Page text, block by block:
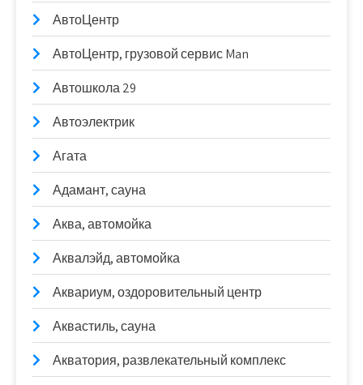
АвтоЦентр
АвтоЦентр, грузовой сервис Man
Автошкола 29
Автоэлектрик
Агата
Адамант, сауна
Аква, автомойка
Аквалэйд, автомойка
Аквариум, оздоровительный центр
Аквастиль, сауна
Акватория, развлекательный комплекс